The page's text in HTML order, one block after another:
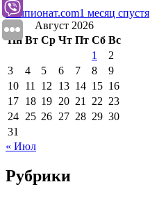
Чемпионат.com1 месяц спустя
Август 2026
Пн Вт Ср Чт Пт Сб Вс
1
2
3
4 5 6 7 8
9
10 11 12 13 14 15 16
17 18 19 20 21 22 23
24 25 26 27 28 29 30
31
« Июл
Рубрики